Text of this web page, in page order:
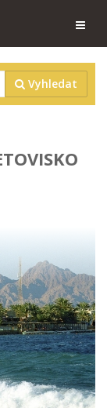
Vyhledat